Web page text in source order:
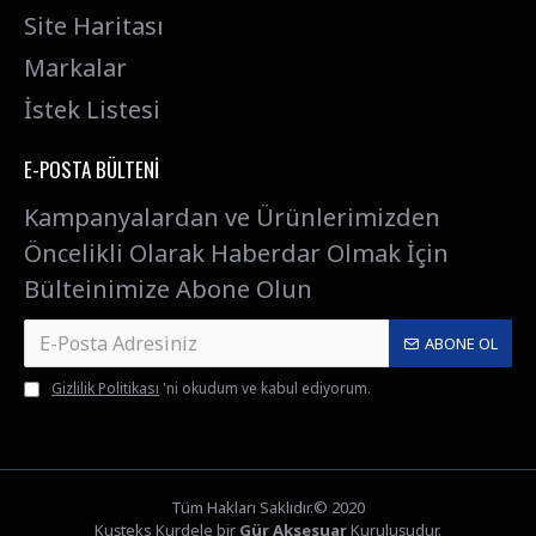
Site Haritası
Markalar
İstek Listesi
E-POSTA BÜLTENI
Kampanyalardan ve Ürünlerimizden
Öncelikli Olarak Haberdar Olmak İçin
Bülteinimize Abone Olun
ABONE OL
Gizlilik Politikası 'ni okudum ve kabul ediyorum.
Tüm Hakları Saklıdır.© 2020
Kuşteks Kurdele bir Gür AksesuarKuruluşudur.